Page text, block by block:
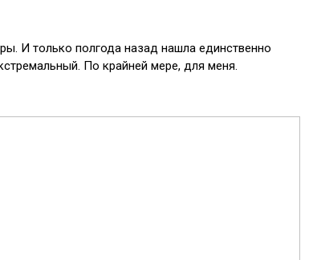
И только полгода назад нашла единственно
По крайней мере, для меня.